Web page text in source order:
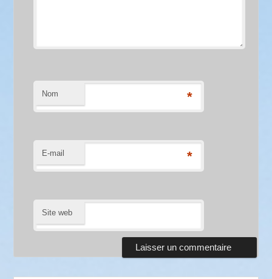
Nom *
E-mail *
Site web